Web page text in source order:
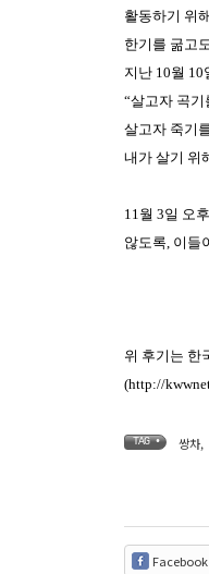
활동하기 위
한기를 굶고
지난 10월
“살고자 곡
살고자 죽기
내가 살기 위
11월 3일 오
않도록, 이들
위 후기는 한
(http://
TAG • 쌍차,
Facebook